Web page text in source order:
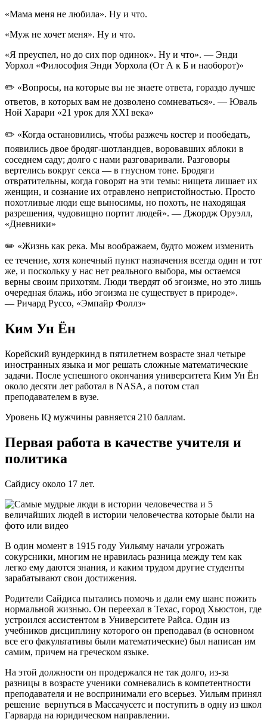
«Мама меня не любила». Ну и что.
«Муж не хочет меня». Ну и что.
«Я преуспел, но до сих пор одинок». Ну и что». — Энди
Уорхол «Философия Энди Уорхола (От А к Б и наоборот)»
✏️ «Вопросы, на которые вы не знаете ответа, гораздо лучше
ответов, в которых вам не дозволено сомневаться». — Юваль
Ной Харари «21 урок для XXI века»
✏️ «Когда остановились, чтобы разжечь костер и пообедать,
появились двое бродяг-шотландцев, воровавших яблоки в
соседнем саду; долго с нами разговаривали. Разговоры
вертелись вокруг секса — в гнусном тоне. Бродяги
отвратительны, когда говорят на эти темы: нищета лишает их
женщин, и сознание их отравлено непристойностью. Просто
похотливые люди еще выносимы, но похоть, не находящая
разрешения, чудовищно портит людей». — Джордж Оруэлл,
«Дневники»
✏️ «Жизнь как река. Мы воображаем, будто можем изменить
ее течение, хотя конечный пункт назначения всегда один и тот
же, и поскольку у нас нет реального выбора, мы остаемся
верны своим прихотям. Люди твердят об эгоизме, но это лишь
очередная блажь, ибо эгоизма не существует в природе».
— Ричард Руссо, «Эмпайр Фоллз»
Ким Ун Ён
Корейский вундеркинд в пятилетнем возрасте знал четыре
иностранных языка и мог решать сложные математические
задачи. После успешного окончания университета Ким Ун Ён
около десяти лет работал в NASA, а потом стал
преподавателем в вузе.
Уровень IQ мужчины равняется 210 баллам.
Первая работа в качестве учителя и
политика
Сайдису около 17 лет.
В один момент в 1915 году Уильяму начали угрожать
сокурсники, многим не нравилась разница между тем как
легко ему даются знания, и каким трудом другие студенты
зарабатывают свои достижения.
Родители Сайдиса пытались помочь и дали ему шанс пожить
нормальной жизнью. Он переехал в Техас, город Хьюстон, где
устроился ассистентом в Университете Райса. Один из
учебников дисциплину которого он преподавал (в основном
все его факультативы были математические) был написан им
самим, причем на греческом языке.
На этой должности он продержался не так долго, из-за
разницы в возрасте ученики сомневались в компетентности
преподавателя и не воспринимали его всерьез. Уильям принял
решение вернуться в Массачусетс и поступить в одну из школ
Гарварда на юридическом направлении.